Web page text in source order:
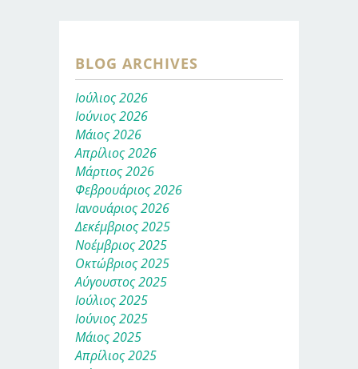
BLOG ARCHIVES
Ιούλιος 2026
Ιούνιος 2026
Μάιος 2026
Απρίλιος 2026
Μάρτιος 2026
Φεβρουάριος 2026
Ιανουάριος 2026
Δεκέμβριος 2025
Νοέμβριος 2025
Οκτώβριος 2025
Αύγουστος 2025
Ιούλιος 2025
Ιούνιος 2025
Μάιος 2025
Απρίλιος 2025